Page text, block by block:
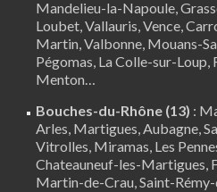
Mandelieu-la-Napoule,
Loubet,Vallauris,Vence,
Martin,Valbonne, Mouans-
Pégomas, La Colle-sur-
Menton…
Bouches-du-Rhône (13) :
Arles, Martigues,Aubagne,
Vitrolles, Miramas, Les
Chateauneuf-les-Martigues,
Martin-de-Crau,Saint-